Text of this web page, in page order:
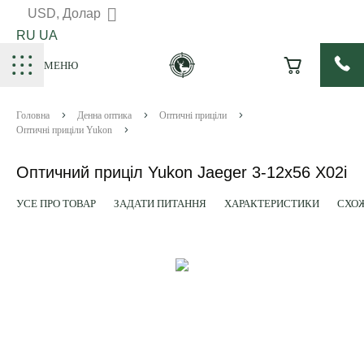
USD, Долар
RU UA
МЕНЮ
Головна Денна оптика
Оптичні приціли
Оптичні приціли Yukon
Оптичний приціл Yukon Jaeger 3-12x56 X02і
УСЕ ПРО ТОВАР ЗАДАТИ ПИТАННЯ ХАРАКТЕРИСТИКИ